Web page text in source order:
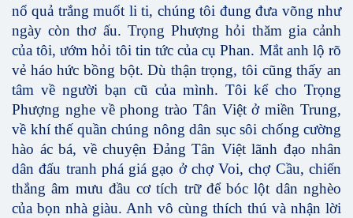
nổ quả trắng muốt li ti, chúng tôi đung đưa võng như
ngày còn thơ ấu. Trọng Phượng hỏi thăm gia cảnh
của tôi, ướm hỏi tôi tin tức của cụ Phan. Mắt anh lộ rõ
vẻ háo hức bồng bột. Dù thận trọng, tôi cũng thấy an
tâm về người bạn cũ của mình. Tôi kể cho Trọng
Phượng nghe về phong trào Tân Việt ở miền Trung,
về khí thế quần chúng nông dân sục sôi chống cường
hào ác bá, về chuyện Đảng Tân Việt lãnh đạo nhân
dân đấu tranh phá giá gạo ở chợ Voi, chợ Cầu, chiến
thắng âm mưu đầu cơ tích trữ để bóc lột dân nghèo
của bọn nhà giàu. Anh vô cùng thích thú và nhận lời